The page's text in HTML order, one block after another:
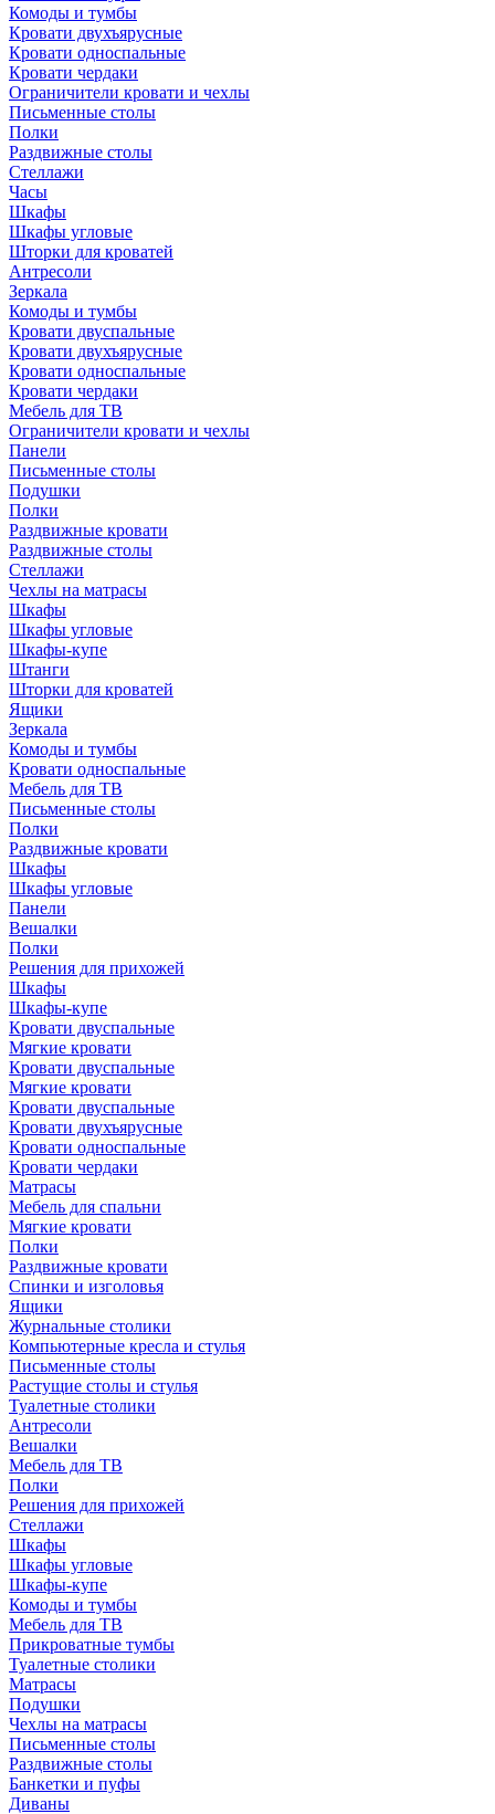
Комоды и тумбы
Кровати двухъярусные
Кровати односпальные
Кровати чердаки
Ограничители кровати и чехлы
Письменные столы
Полки
Раздвижные столы
Стеллажи
Часы
Шкафы
Шкафы угловые
Шторки для кроватей
Антресоли
Зеркала
Комоды и тумбы
Кровати двуспальные
Кровати двухъярусные
Кровати односпальные
Кровати чердаки
Мебель для ТВ
Ограничители кровати и чехлы
Панели
Письменные столы
Подушки
Полки
Раздвижные кровати
Раздвижные столы
Стеллажи
Чехлы на матрасы
Шкафы
Шкафы угловые
Шкафы-купе
Штанги
Шторки для кроватей
Ящики
Зеркала
Комоды и тумбы
Кровати односпальные
Мебель для ТВ
Письменные столы
Полки
Раздвижные кровати
Шкафы
Шкафы угловые
Панели
Вешалки
Полки
Решения для прихожей
Шкафы
Шкафы-купе
Кровати двуспальные
Мягкие кровати
Кровати двуспальные
Мягкие кровати
Кровати двуспальные
Кровати двухъярусные
Кровати односпальные
Кровати чердаки
Матрасы
Мебель для спальни
Мягкие кровати
Полки
Раздвижные кровати
Спинки и изголовья
Ящики
Журнальные столики
Компьютерные кресла и стулья
Письменные столы
Растущие столы и стулья
Туалетные столики
Антресоли
Вешалки
Мебель для ТВ
Полки
Решения для прихожей
Стеллажи
Шкафы
Шкафы угловые
Шкафы-купе
Комоды и тумбы
Мебель для ТВ
Прикроватные тумбы
Туалетные столики
Матрасы
Подушки
Чехлы на матрасы
Письменные столы
Раздвижные столы
Банкетки и пуфы
Диваны